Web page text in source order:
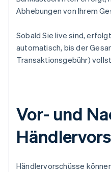
Abhebungen von Ihrem
Sobald Sie live sind,
automatisch, bis der
Transaktionsgebühr)
Vor- und
Händlervorschüsse